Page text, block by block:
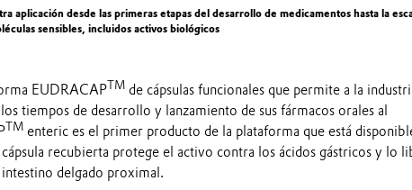
aplicación desde las primeras etapas del desarrollo de medicamentos hasta la
sensibles, incluidos activos biológicos
EUDRACAPTMde cápsulas funcionales que permite a la
tiempos de desarrollo y lanzamiento de sus fármacos orales al
TMenteric es el primer producto de la plataforma que está
recubierta protege el activo contra los ácidos gástricos y lo
delgado proximal.